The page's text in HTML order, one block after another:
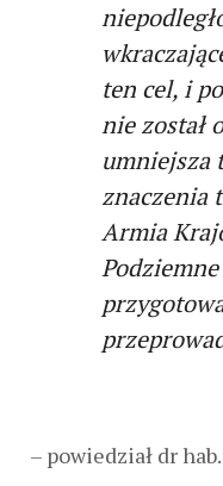
ten cel, i
nie został
umniejsza
znaczenia
Armia
Podziemne
– powiedział dr